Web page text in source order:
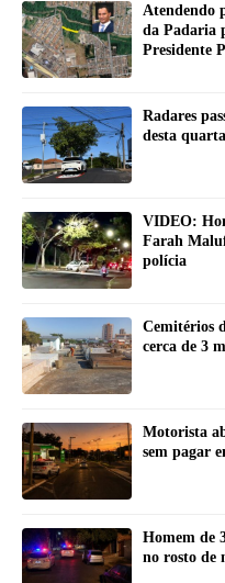
Atendendo
da Padaria
Presidente
Radares
desta
VIDEO:
Farah
polícia
Cemitérios
cerca de 3
Motorista
sem pagar
Homem de
no rosto de